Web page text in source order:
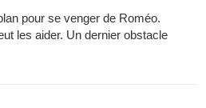
pour se venger de Roméo.
les aider. Un dernier obstacle